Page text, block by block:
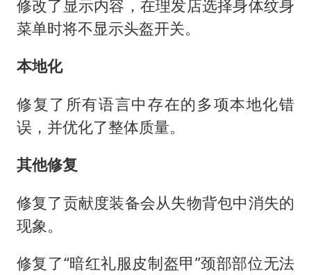
修改了显示内容，在理发店选择身体纹身
菜单时将不显示头盔开关。
本地化
修复了所有语言中存在的多项本地化错
误，并优化了整体质量。
其他修复
修复了贡献度装备会从失物背包中消失的
现象。
修复了“暗红礼服皮制盔甲”颈部部位无法